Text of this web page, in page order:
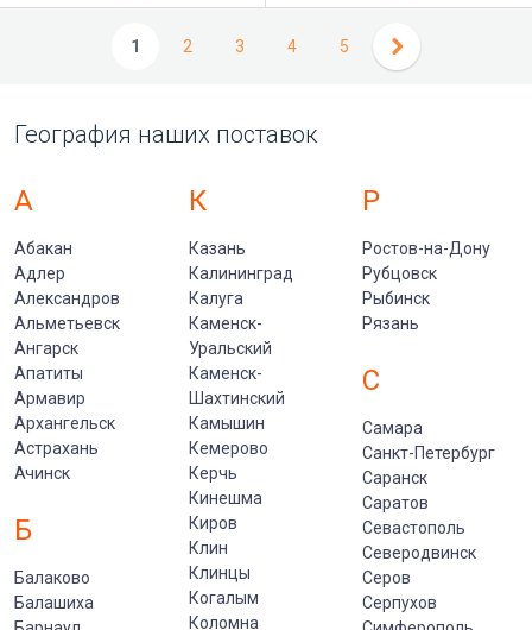
1 2 3 4 5
География наших поставок
А
Абакан
Адлер
Александров
Альметьевск
Ангарск
Апатиты
Армавир
Архангельск
Астрахань
Ачинск
Б
Балаково
Балашиха
К
Казань
Калининград
Калуга
Каменск-
Уральский
Каменск-
Шахтинский
Камышин
Кемерово
Керчь
Кинешма
Киров
Клин
Клинцы
Когалым
Коломна
Р
Ростов-на-Дону
Рубцовск
Рыбинск
Рязань
С
Самара
Санкт-Петербург
Саранск
Саратов
Севастополь
Северодвинск
Серов
Серпухов